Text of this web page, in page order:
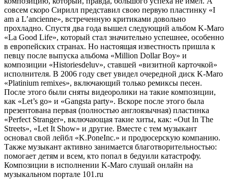
совсем скоро Сирилл представил свою первую пластинку «I
am a L’ancienne», встреченную критиками довольно
прохладно. Спустя два года вышел следующий альбом K-Maro
«La Good Life», который стал значительно успешнее, особенно
в европейских странах. Но настоящая известность пришла к
певцу после выпуска альбома «Million Dollar Boy» и
композиции «Historiesdeluv», ставшей «визитной карточкой»
исполнителя. В 2006 году свет увидел очередной диск K-Maro
«Platinium remixes», включающий только ремиксы песен.
После этого были сняты видеоролики на такие композиции,
как «Let’s go» и «Gangsta party». Вскоре после этого была
презентована первая (полностью англоязычная) пластинка
«Perfect Stranger», включающая такие хиты, как: «Out In The
Streets», «Let It Show» и другие. Вместе с тем музыкант
основал свой лейбл «K.PoneInc.» и продюсерскую компанию.
Также музыкант активно занимается благотворительностью:
помогает детям и всем, кто попал в бедуили катастрофу.
Композиции в исполнении K-Maro слушай онлайн на
музыкальном портале 101.ru